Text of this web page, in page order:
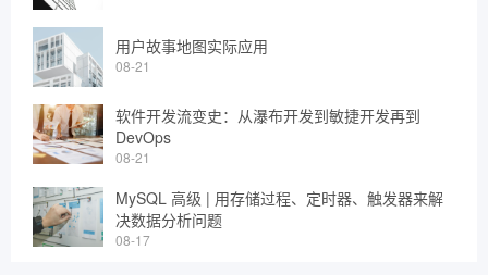
用户故事地图实际应用
08-21
软件开发流变史：从瀑布开发到敏捷开发再到
DevOps
08-21
MySQL 高级 | 用存储过程、定时器、触发器来解
决数据分析问题
08-17